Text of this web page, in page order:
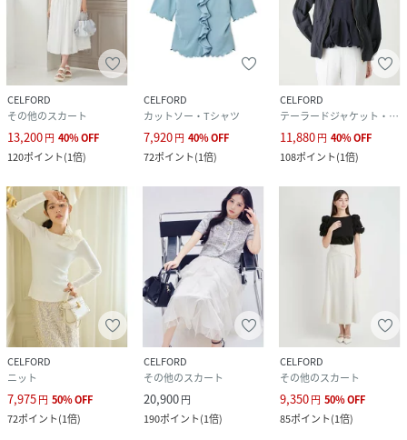
CELFORD
その他のスカート
13,200円 40%OFF
120ポイント(1倍)
CELFORD
カットソー・Tシャツ
7,920円 40%OFF
72ポイント(1倍)
CELFORD
テーラードジャケット・ブレザー
11,880円 40%OFF
108ポイント(1倍)
CELFORD
ニット
7,975円 50%OFF
72ポイント(1倍)
CELFORD
その他のスカート
20,900円
190ポイント(1倍)
CELFORD
その他のスカート
9,350円 50%OFF
85ポイント(1倍)